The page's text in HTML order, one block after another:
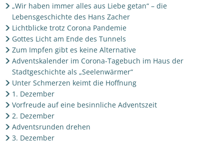
„Wir haben immer alles aus Liebe getan“ – die
Lebensgeschichte des Hans Zacher
Lichtblicke trotz Corona Pandemie
Gottes Licht am Ende des Tunnels
Zum Impfen gibt es keine Alternative
Adventskalender im Corona-Tagebuch im Haus der
Stadtgeschichte als „Seelenwärmer“
Unter Schmerzen keimt die Hoffnung
1. Dezember
Vorfreude auf eine besinnliche Adventszeit
2. Dezember
Adventsrunden drehen
3. Dezember